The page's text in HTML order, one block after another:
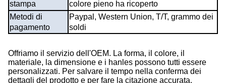
stampa
colore pieno ha ricoperto
Metodi di
pagamento
Paypal, Western Union, T/T, grammo dei
soldi
Offriamo il servizio dell'OEM. La forma, il colore, il
materiale, la dimensione e i hanles possono tutti essere
personalizzati. Per salvare il tempo nella conferma dei
dettagli del prodotto e per fare la citazione accurata,